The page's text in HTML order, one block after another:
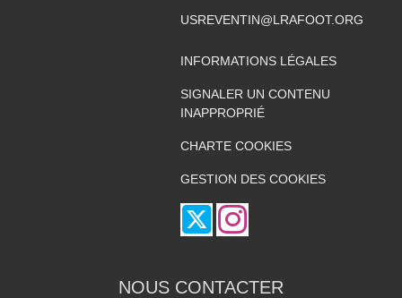
USREVENTIN@LRAFOOT.ORG
INFORMATIONS LÉGALES
SIGNALER UN CONTENU
INAPPROPRIÉ
CHARTE COOKIES
GESTION DES COOKIES
NOUS CONTACTER